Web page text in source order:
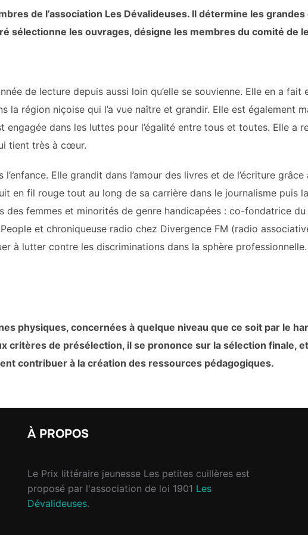
de l’association Les Dévalideuses. Il détermine les
sélectionne les ouvrages, désigne les membres du comité de
de lecture depuis aussi loin qu’elle se souvienne. Elle en a fait
la région niçoise qui l’a vue naître et grandir. Elle est également
engagée dans les luttes pour l’égalité entre tous et toutes. Elle a
tient très à cœur.
Elle grandit dans l’amour des livres et de l’écriture
en fil rouge tout au long de sa carrière dans le journalisme puis
femmes et minorités de genre handicapées : co-fondatrice
et chroniqueuse radio chez Divergence FM (radio
à lutter contre les discriminations dans la sphère professionnelle.
physiques, concernées à quelque niveau que ce soit par le
critères de présélection, il se prononce sur la sélection finale,
contribuer à la création des ressources pédagogiques.
À PROPOS
Le Prix littéraire jeunesse Les petites cuillères est
proposé par l'association de loi 1901 Les
Dévalideuses.